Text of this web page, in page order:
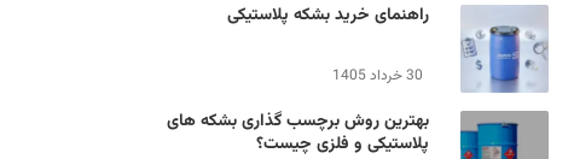
راهنمای خرید بشکه پلاستیکی
30 خرداد 1405
بهترین روش برچسب گذاری بشکه های
پلاستیکی و فلزی چیست؟